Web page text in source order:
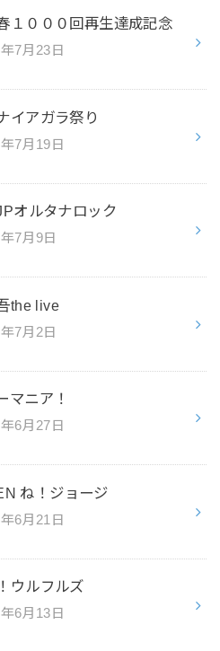
１０００回再生達成記念
7月23日
イアガラ祭り
7月19日
オルタナロック
7月9日
the live
7月2日
マニア！
6月27日
ね！ジョージ
6月21日
ウルフルズ
6月13日